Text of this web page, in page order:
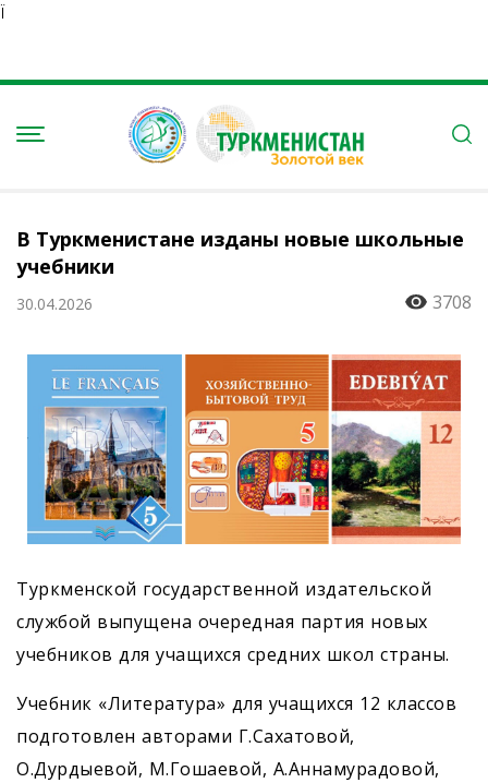
Ï
В Туркменистане изданы новые школьные
учебники
30.04.2026 3708
Туркменской государственной издательской
службой выпущена очередная партия новых
учебников для учащихся средних школ страны.
Учебник «Литература» для учащихся 12 классов
подготовлен авторами Г.Сахатовой,
О.Дурдыевой, М.Гошаевой, А.Аннамyрадовой,